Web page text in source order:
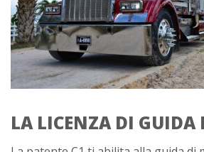
LA LICENZA DI GUIDA